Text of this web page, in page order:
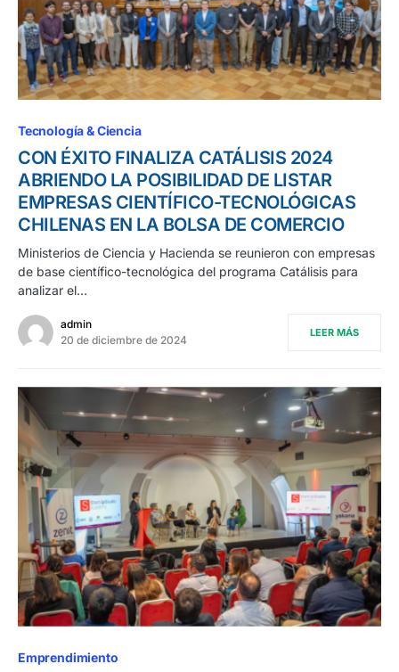
Tecnología & Ciencia
CON ÉXITO FINALIZA CATÁLISIS 2024
ABRIENDO LA POSIBILIDAD DE LISTAR
EMPRESAS CIENTÍFICO-TECNOLÓGICAS
CHILENAS EN LA BOLSA DE COMERCIO
Ministerios de Ciencia y Hacienda se reunieron con empresas
de base científico-tecnológica del programa Catálisis para
analizar el…
admin
20 de diciembre de 2024
LEER MÁS
Emprendimiento